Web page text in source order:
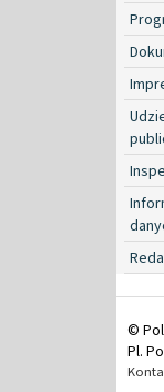
©
Pl.